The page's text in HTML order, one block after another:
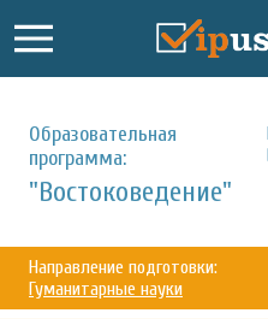
Образовательная
программа:
"Востоковедение"
Направление подготовки:
Гуманитарные науки